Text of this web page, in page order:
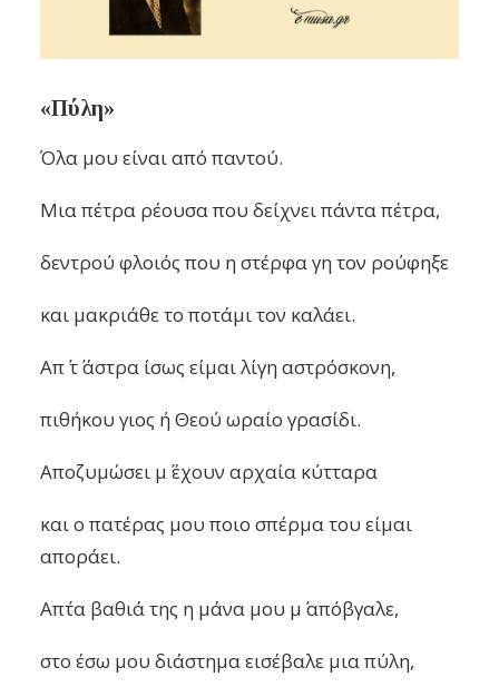
«Πύλη»
Όλα μου είναι από παντού.
Μια πέτρα ρέουσα που δείχνει πάντα πέτρα,
δεντρού φλοιός που η στέρφα γη τον ρούφηξε
και μακριάθε το ποτάμι τον καλάει.
Απ΄ τ΄ άστρα ίσως είμαι λίγη αστρόσκονη,
πιθήκου γιος ή Θεού ωραίο γρασίδι.
Αποζυμώσει μ΄ έχουν αρχαία κύτταρα
και ο πατέρας μου ποιο σπέρμα του είμαι
αποράει.
Απ΄τα βαθιά της η μάνα μου μ΄ απόβγαλε,
στο έσω μου διάστημα εισέβαλε μια πύλη,